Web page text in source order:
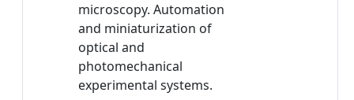
microscopy. Automation
and miniaturization of
optical and
photomechanical
experimental systems.